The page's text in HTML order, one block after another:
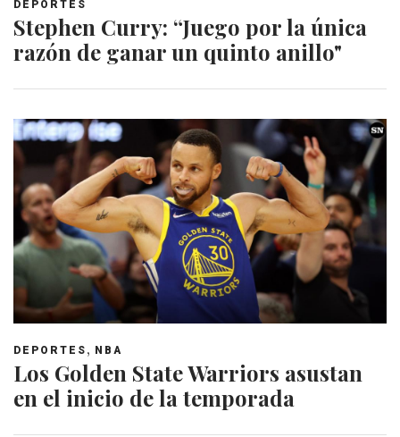
DEPORTES
Stephen Curry: “Juego por la única
razón de ganar un quinto anillo"
DEPORTES , NBA
Los Golden State Warriors asustan
en el inicio de la temporada